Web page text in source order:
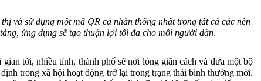
thị và sử dụng một mã QR cá nhân thống nhất trong tất cả các nền
tảng, ứng dụng sẽ tạo thuận lợi tối đa cho mỗi người dân.
gian tới, nhiều tỉnh, thành phố sẽ nới lỏng giãn cách và đưa một bộ
trong xã hội hoạt động trở lại trong trạng thái bình thường mới.